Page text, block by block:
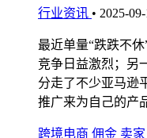
行业资讯 • 2025-
最近单量“跌跌不
竞争日益激烈；另
分走了不少亚马逊
推广来为自己的产
跨境电商 佣金 卖家